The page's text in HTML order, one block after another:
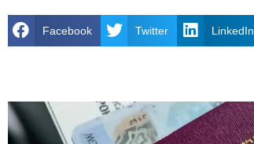
Facebook Twitter LinkedIn